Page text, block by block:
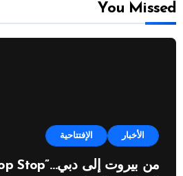
You Missed
الأخبار الإفتتاحية